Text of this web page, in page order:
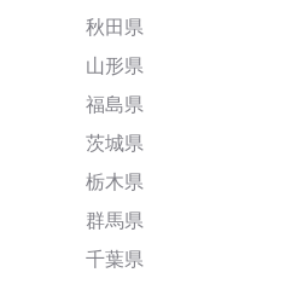
秋田県
山形県
福島県
茨城県
栃木県
群馬県
千葉県